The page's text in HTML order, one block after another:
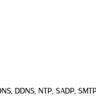
DDNS, NTP, SADP,